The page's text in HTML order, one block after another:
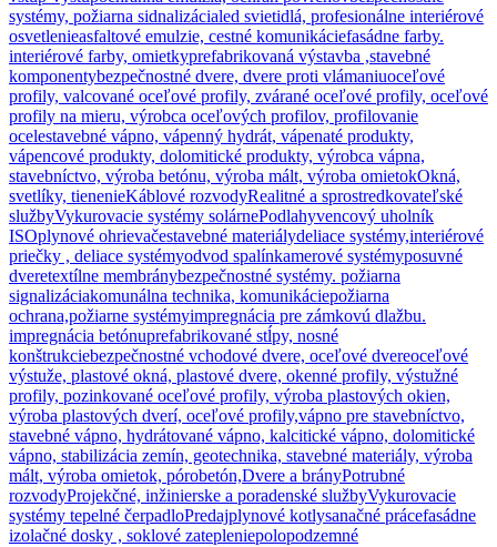
systémy, požiarna sidnalizácialed svietidlá, profesionálne interiérové
osvetlenieasfaltové emulzie, cestné komunikáciefasádne farby.
interiérové farby, omietkyprefabrikovaná výstavba ,stavebné
komponentybezpečnostné dvere, dvere proti vlámaniuoceľové
profily, valcované oceľové profily, zvárané oceľové profily, oceľové
profily na mieru, výrobca oceľových profilov, profilovanie
ocelestavebné vápno, vápenný hydrát, vápenaté produkty,
vápencové produkty, dolomitické produkty, výrobca vápna,
stavebníctvo, výroba betónu, výroba mált, výroba omietokOkná,
svetlíky, tienenieKáblové rozvodyRealitné a sprostredkovateľské
službyVykurovacie systémy solárnePodlahyvencový uholník
ISOplynové ohrievačestavebné materiálydeliace systémy,interiérové
priečky , deliace systémyodvod spalínkamerové systémyposuvné
dveretextílne membránybezpečnostné systémy. požiarna
signalizáciakomunálna technika, komunikáciepožiarna
ochrana,požiarne systémyimpregnácia pre zámkovú dlažbu.
impregnácia betónuprefabrikované stĺpy, nosné
konštrukciebezpečnostné vchodové dvere, oceľové dvereoceľové
výstuže, plastové okná, plastové dvere, okenné profily, výstužné
profily, pozinkované oceľové profily, výroba plastových okien,
výroba plastových dverí, oceľové profily,vápno pre stavebníctvo,
stavebné vápno, hydrátované vápno, kalcitické vápno, dolomitické
vápno, stabilizácia zemín, geotechnika, stavebné materiály, výroba
mált, výroba omietok, pórobetón,Dvere a brányPotrubné
rozvodyProjekčné, inžinierske a poradenské službyVykurovacie
systémy tepelné čerpadloPredajplynové kotlysanačné prácefasádne
izolačné dosky , soklové zatepleniepolopodzemné